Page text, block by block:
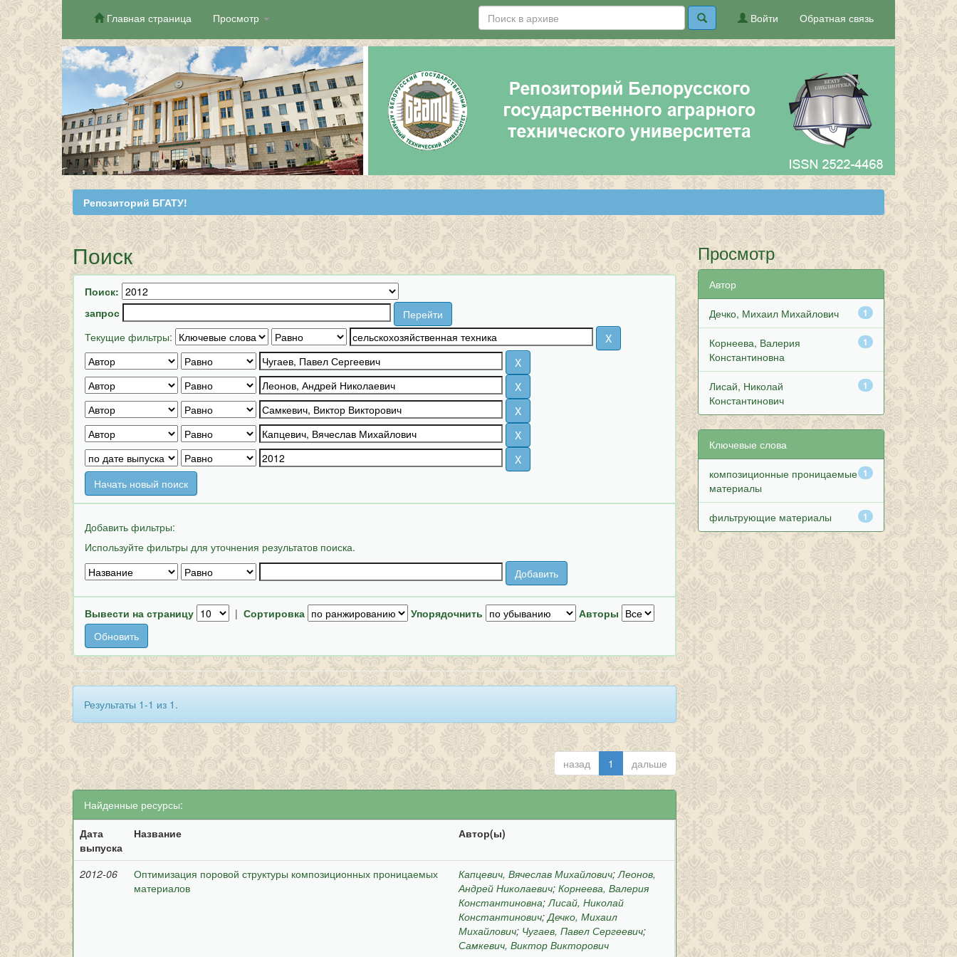
Skip
navigation
Главная страница Просмотр Обратная связь
Войти
Репозиторий БГАТУ!
Поиск
Поиск:
запрос
Текущие фильтры:
Начать новый поиск
Добавить фильтры:
Используйте фильтры для уточнения результатов поиска.
Вывести на страницу | Сортировка Упорядочнить Авторы
Результаты 1-1 из 1.
назад 1 дальше
Найденные ресурсы:
Дата
выпуска
Название Автор(ы)
2012-06
Оптимизация поровой структуры композиционных проницаемых
материалов
Капцевич, Вячеслав Михайлович;Леонов,
Андрей Николаевич;Корнеева, Валерия
Константиновна;Лисай, Николай
Константинович;Дечко, Михаил
Михайлович; Чугаев, Павел Сергеевич;
Самкевич, Виктор Викторович
Просмотр
Автор
1
Дечко, Михаил Михайлович
1
Корнеева, Валерия
Константиновна
1
Лисай, Николай
Константинович
Ключевые слова
1
композиционные проницаемые
материалы
1
фильтрующие материалы